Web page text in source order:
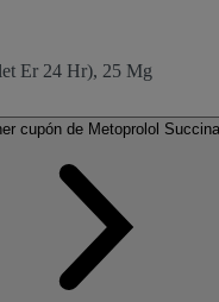
Er 24 Hr), 25 Mg